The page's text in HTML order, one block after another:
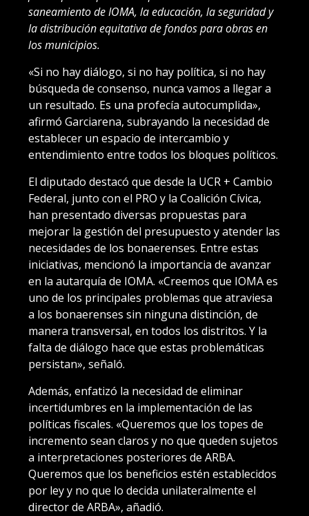
saneamiento de IOMA, la educación, la seguridad y
la distribución equitativa de fondos para obras en
los municipios.
«Si no hay diálogo, si no hay política, si no hay
búsqueda de consenso, nunca vamos a llegar a
un resultado. Es una profecía autocumplida»,
afirmó Garciarena, subrayando la necesidad de
establecer un espacio de intercambio y
entendimiento entre todos los bloques políticos.
El diputado destacó que desde la UCR + Cambio
Federal, junto con el PRO y la Coalición Cívica,
han presentado diversas propuestas para
mejorar la gestión del presupuesto y atender las
necesidades de los bonaerenses. Entre estas
iniciativas, mencionó la importancia de avanzar
en la autarquía de IOMA. «Creemos que IOMA es
uno de los principales problemas que atraviesa
a los bonaerenses sin ninguna distinción, de
manera transversal, en todos los distritos. Y la
falta de diálogo hace que estas problemáticas
persistan», señaló.
Además, enfatizó la necesidad de eliminar
incertidumbres en la implementación de las
políticas fiscales. «Queremos que los topes de
incremento sean claros y no que queden sujetos
a interpretaciones posteriores de ARBA.
Queremos que los beneficios estén establecidos
por ley y no que lo decida unilateralmente el
director de ARBA», añadió.